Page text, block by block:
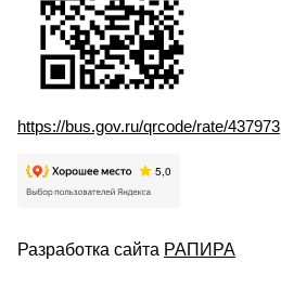
https://bus.gov.ru/qrcode/rate/437973
Разработка сайта РАПИРА